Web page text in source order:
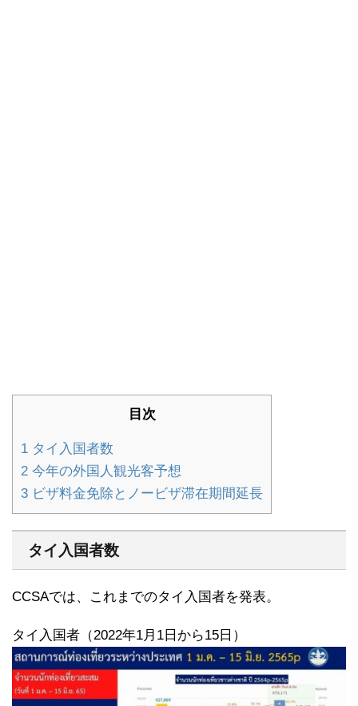
目次
1 タイ入国者数
2 今年の外国人観光客予想
3 ビザ料金免除とノービザ滞在期間延長
タイ入国者数
CCSAでは、これまでのタイ入国者を発表。
タイ入国者（2022年1月1日から15日）